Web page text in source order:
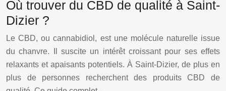
Où trouver du CBD de qualité à Saint-
Dizier ?
Le CBD, ou cannabidiol, est une molécule naturelle issue
du chanvre. Il suscite un intérêt croissant pour ses effets
relaxants et apaisants potentiels. À Saint-Dizier, de plus en
plus de personnes recherchent des produits CBD de